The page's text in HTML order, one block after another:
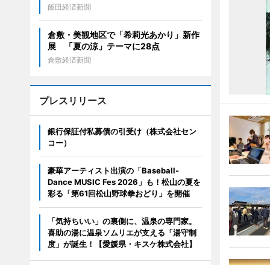
飯田経済新聞
倉敷・美観地区で「希莉光あかり」新作
展 「夏の涼」テーマに28点
倉敷経済新聞
プレスリリース
銀行保証付私募債の引受け（株式会社セン
コー）
豪華アーティスト出演の「Baseball-
Dance MUSIC Fes 2026」も！松山の夏を
彩る「第61回松山野球拳おどり」を開催
「気持ちいい」の裏側に、温泉の専門家。
喜助の湯に温泉ソムリエが支える「湯守制
度」が誕生！【愛媛県・キスケ株式会社】